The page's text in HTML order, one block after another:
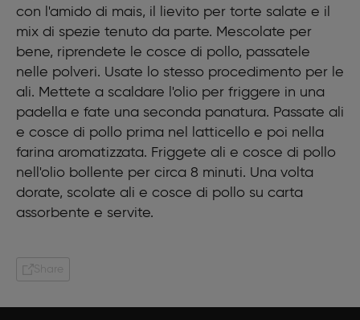
con l'amido di mais, il lievito per torte salate e il
mix di spezie tenuto da parte. Mescolate per
bene, riprendete le cosce di pollo, passatele
nelle polveri. Usate lo stesso procedimento per le
ali. Mettete a scaldare l'olio per friggere in una
padella e fate una seconda panatura. Passate ali
e cosce di pollo prima nel latticello e poi nella
farina aromatizzata. Friggete ali e cosce di pollo
nell'olio bollente per circa 8 minuti. Una volta
dorate, scolate ali e cosce di pollo su carta
assorbente e servite.
Share